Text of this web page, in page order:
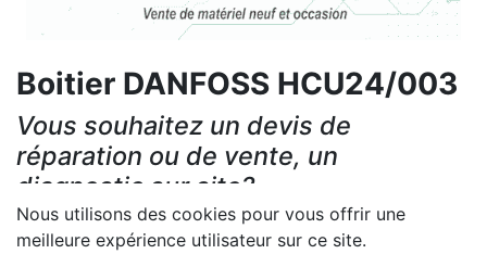
Boitier DANFOSS HCU24/003
Vous souhaitez un devis de
réparation ou de vente, un
diagnostic sur site?
Contactez-nous
Nous utilisons des cookies pour vous offrir une
meilleure expérience utilisateur sur ce site.